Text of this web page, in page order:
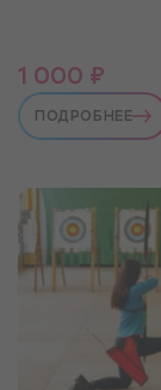
1 000 ₽
ПОДРОБНЕЕ